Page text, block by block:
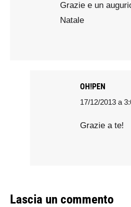
Grazie e un
Natale
OH!PEN
says:
17/12/2013 a
Grazie a te!
Lascia un commento